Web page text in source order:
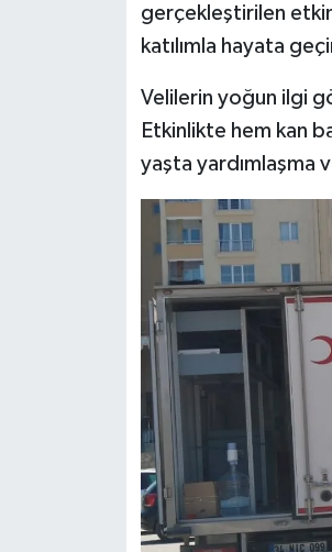
gerçekleştirilen
katılımla hayata
Velilerin yoğun ilgi
Etkinlikte hem kan
yaşta yardımlaşma
Teknoloji Haberleri
Dünya Haberleri
Haber Arşivi